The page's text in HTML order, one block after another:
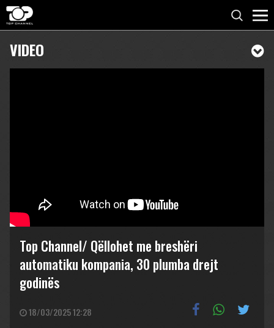
VIDEO
Top Channel/ Qëllohet me breshëri
automatiku kompania, 30 plumba drejt
godinës
18/03/2025 12:28